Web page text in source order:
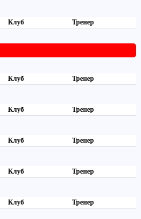
Клуб Тренер
Клуб Тренер
Клуб Тренер
Клуб Тренер
Клуб Тренер
Клуб Тренер